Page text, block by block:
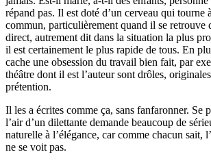
répand pas. Il est doté d’un cerveau qui tourne
commun, particulièrement quand il se retrouve
direct, autrement dit dans la situation la plus
il est certainement le plus rapide de tous. En
cache une obsession du travail bien fait, par
théâtre dont il est l’auteur sont drôles,
prétention.
Il les a écrites comme ça, sans fanfaronner. Se
l’air d’un dilettante demande beaucoup de
naturelle à l’élégance, car comme chacun sait,
ne se voit pas.